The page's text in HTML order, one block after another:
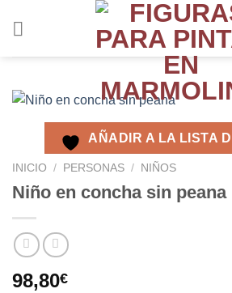
AÑADIR A LA LISTA
INICIO / PERSONAS / NIÑOS
Niño en concha sin peana
98,80€